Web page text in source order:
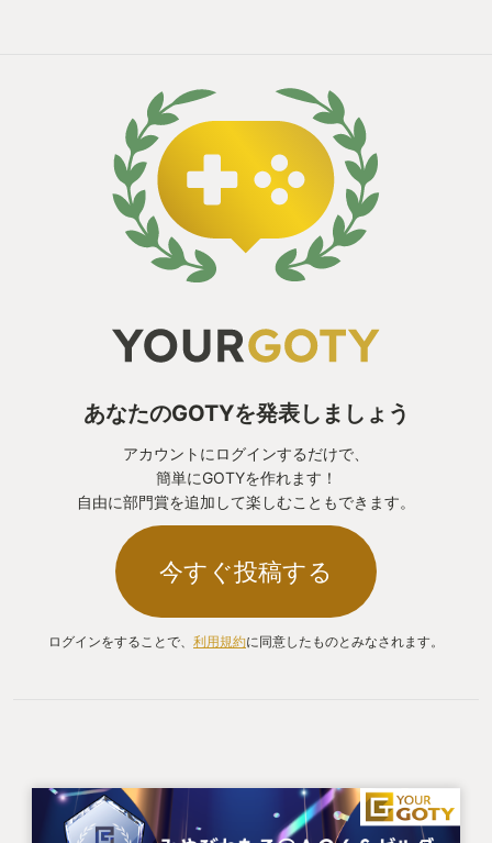
時に攻撃を回避しながら慎重に動くというプレイ
ヤーの行動と物語内でそれをする理由がしっかりリ
ンクしているため、その世界で実際に生きているよ
うな深い没入感を味わうことが出来ました。
何より自分の背丈の2倍以上のポケモン達に全力で
追いかけられる様は純粋に怖かったです。大自然を
プンフィールドで遊べるゲームに力を入れているよ
うで、この「アルセウス」の前作「ソード/シール
ド」の「ワイルドエリア」に始まり、それを経て
2022年冬に発売された最新作「スカーレット/バイオ
レット」は全てのマップがひとつなぎになった完全
オープンワールドになりました。
その世界で生きている存在としてしっかり表現さ
れており、元々ポケモンは大好きでしたが彼らにま
あなたのGOTYを発表しましょう
アカウントにログインするだけで、
簡単にGOTYを作れます！
自由に部門賞を追加して楽しむこともできます。
今すぐ投稿する
ログインをすることで、 利用規約に同意したものとみなされます。